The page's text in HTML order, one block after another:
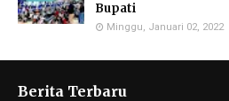
Bupati
Minggu, Januari 02, 2022
Berita Terbaru